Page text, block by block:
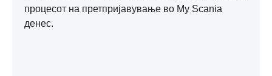
процесот на претпријавување во My Scania
денес.